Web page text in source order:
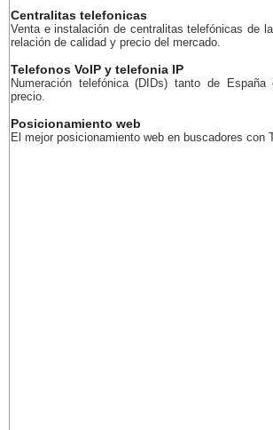
Centralitas telefonicas
Venta e instalación de centralitas telefónicas de
relación de calidad y precio del mercado.
Telefonos VoIP y telefonia IP
Numeración telefónica (DIDs) tanto de
precio.
Posicionamiento web
El mejor posicionamiento web en buscadores con